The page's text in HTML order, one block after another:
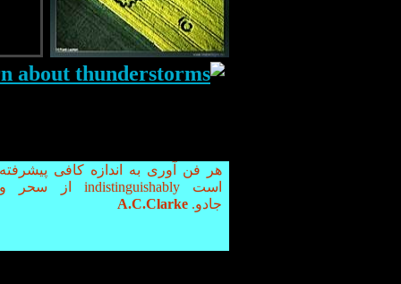
هر فن آوری به اندازه کافی پیشرفته
است indistinguishably از سحر و
جادو.